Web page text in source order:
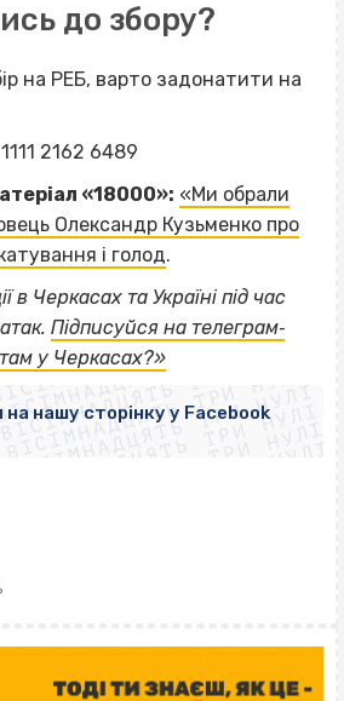
до збору?
на РЕБ, варто задонатити на
2162 6489
«18000»: «Ми обрали
Олександр Кузьменко про
і голод.
в Черкасах та Україні під час
Підписуйся на телеграм‐
у Черкасах?» ТРИ НУЛІ
ТРИ НУЛІ
ТРИ НУЛІ
ВІСІМНАДЦЯТЬ ТРИ НУЛІ
ВІСІМНАДЦЯТЬ ТРИ НУЛІ
ВІСІМНАДЦЯТЬ ТРИ НУЛІ
ВІСІМНАДЦЯТЬ ТРИ НУЛІ
ВІСІМНАДЦЯТЬ ТРИ НУЛІ
нашу сторінку у Facebook